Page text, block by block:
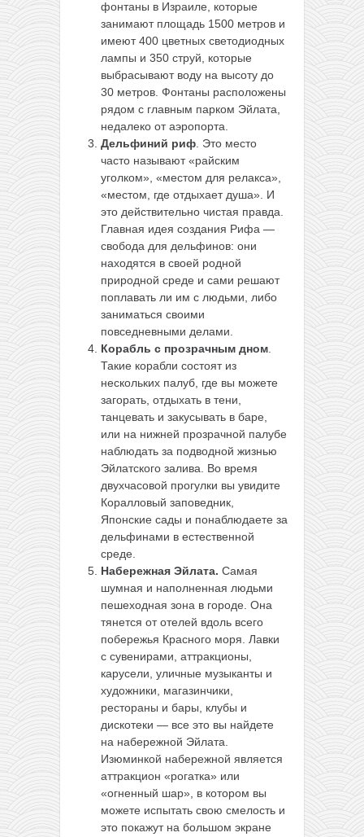
фонтаны в Израиле, которые
занимают площадь 1500 метров и
имеют 400 цветных светодиодных
лампы и 350 струй, которые
выбрасывают воду на высоту до
30 метров. Фонтаны расположены
рядом с главным парком Эйлата,
недалеко от аэропорта.
Дельфиний риф . Это место
часто называют «райским
уголком», «местом для релакса»,
«местом, где отдыхает душа». И
это действительно чистая правда.
Главная идея создания Рифа —
свобода для дельфинов: они
находятся в своей родной
природной среде и сами решают
поплавать ли им с людьми, либо
заниматься своими
повседневными делами.
Корабль с прозрачным дном
Такие корабли состоят из
нескольких палуб, где вы можете
загорать, отдыхать в тени,
танцевать и закусывать в баре,
или на нижней прозрачной палубе
наблюдать за подводной жизнью
Эйлатского залива. Во время
двухчасовой прогулки вы увидите
Коралловый заповедник,
Японские сады и понаблюдаете за
дельфинами в естественной
среде.
Набережная Эйлата. Самая
шумная и наполненная людьми
пешеходная зона в городе. Она
тянется от отелей вдоль всего
побережья Красного моря. Лавки
с сувенирами, аттракционы,
карусели, уличные музыканты и
художники, магазинчики,
рестораны и бары, клубы и
дискотеки — все это вы найдете
на набережной Эйлата.
Изюминкой набережной является
аттракцион «рогатка» или
«огненный шар», в котором вы
можете испытать свою смелость и
это покажут на большом экране